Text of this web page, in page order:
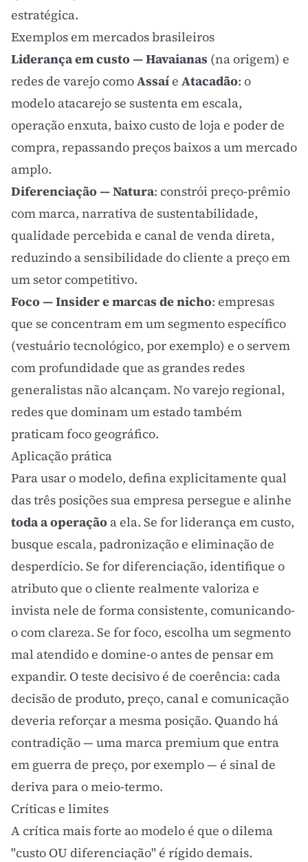
estratégica.
Exemplos em mercados brasileiros
Liderança em custo — Havaianas (na origem) e
redes de varejo comoAssaíe Atacadão: o
modelo atacarejo se sustenta em escala,
operação enxuta, baixo custo de loja e poder de
compra, repassando preços baixos a um mercado
amplo.
Diferenciação — Natura: constrói preço-prêmio
com marca, narrativa de sustentabilidade,
qualidade percebida e canal de venda direta,
reduzindo a sensibilidade do cliente a preço em
um setor competitivo.
Foco — Insider e marcas de nicho: empresas
que se concentram em um segmento específico
(vestuário tecnológico, por exemplo) e o servem
com profundidade que as grandes redes
generalistas não alcançam. No varejo regional,
redes que dominam um estado também
praticam foco geográfico.
Aplicação prática
Para usar o modelo, defina explicitamente qual
das três posições sua empresa persegue e alinhe
toda a operação a ela. Se for liderança em custo,
busque escala, padronização e eliminação de
desperdício. Se for diferenciação, identifique o
atributo que o cliente realmente valoriza e
invista nele de forma consistente, comunicando-
o com clareza. Se for foco, escolha um segmento
mal atendido e domine-o antes de pensar em
expandir. O teste decisivo é de coerência: cada
decisão de produto, preço, canal e comunicação
deveria reforçar a mesma posição. Quando há
contradição — uma marca premium que entra
em guerra de preço, por exemplo — é sinal de
deriva para o meio-termo.
Críticas e limites
A crítica mais forte ao modelo é que o dilema
"custo OU diferenciação" é rígido demais.